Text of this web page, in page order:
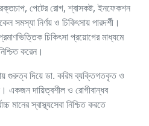
পেটের রোগ, শ্বাসকষ্ট, ইনফেকশন
সমস্যা নির্ণয় ও চিকিৎসায় পারদর্শী।
চিকিৎসা প্রয়োগের মাধ্যমে
করেন।
গুরুত্ব দিয়ে ডা. করিম ব্যক্তিগতকৃত ও
একজন দায়িত্বশীল ও রোগীবান্ধব
মানের স্বাস্থ্যসেবা নিশ্চিত করতে